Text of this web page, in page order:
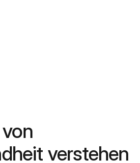
verstehen